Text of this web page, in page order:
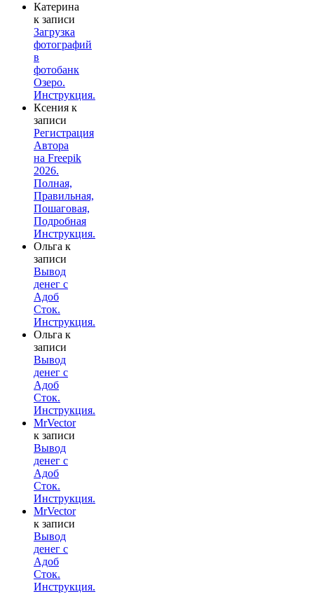
Катерина
к записи
Загрузка
фотографий
в
фотобанк
Озеро.
Инструкция.
Ксения к
записи
Регистрация
Автора
на Freepik
2026.
Полная,
Правильная,
Пошаговая,
Подробная
Инструкция.
Ольга к
записи
Вывод
денег с
Адоб
Сток.
Инструкция.
Ольга к
записи
Вывод
денег с
Адоб
Сток.
Инструкция.
MrVector
к записи
Вывод
денег с
Адоб
Сток.
Инструкция.
MrVector
к записи
Вывод
денег с
Адоб
Сток.
Инструкция.